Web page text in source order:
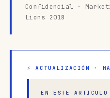
Confidencial ·
Lions 2018
⚡ ACTUALIZACIÓN ·
EN ESTE ARTÍCULO